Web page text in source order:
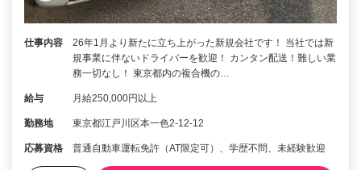
仕事内容
26年1月より新たに立ち上がった新規会社です！ 当社では新
規事業に伴ないドライバーを歓迎！ カンタン配送！難しい業
務一切なし！ 東京都内の複合機の…
給与 月給250,000円以上
勤務地 東京都江戸川区本一色2-12-12
応募資格 普通自動車運転免許（AT限定可）、学歴不問、未経験歓迎